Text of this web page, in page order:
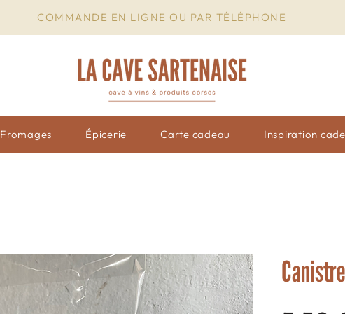
COMMANDE EN LIGNE OU PAR TÉLÉPHONE
Fromages Épicerie Carte cadeau Inspiration